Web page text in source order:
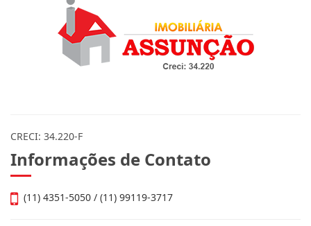
CRECI: 34.220-F
Informações de Contato
(11) 4351-5050 / (11) 99119-3717